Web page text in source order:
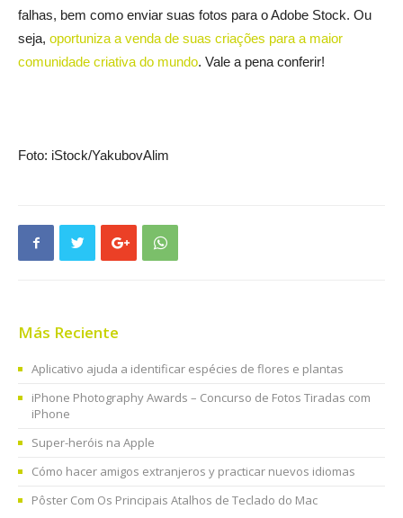
falhas, bem como enviar suas fotos para o Adobe Stock. Ou
seja, oportuniza a venda de suas criações para a maior
comunidade criativa do mundo. Vale a pena conferir!
Foto: iStock/YakubovAlim
Más Reciente
Aplicativo ajuda a identificar espécies de flores e plantas
iPhone Photography Awards – Concurso de Fotos Tiradas com
iPhone
Super-heróis na Apple
Cómo hacer amigos extranjeros y practicar nuevos idiomas
Pôster Com Os Principais Atalhos de Teclado do Mac